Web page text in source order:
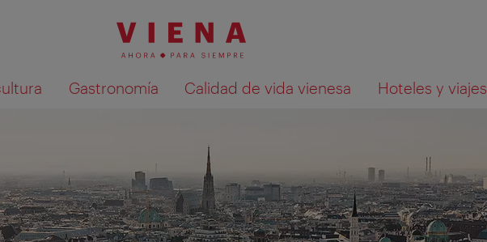
Gastronomía Calidad de vida vienesa Hoteles y viajes